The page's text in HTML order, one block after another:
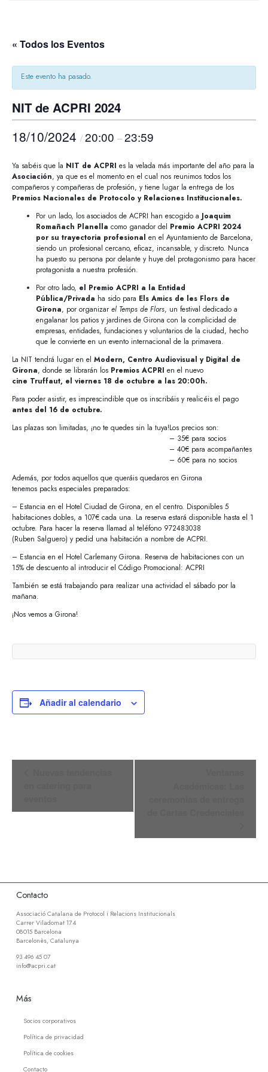
« Todos los Eventos
Este evento ha pasado.
NIT de ACPRI 2024
18/10/2024 /20:00 –23:59
Ya sabéis que la NIT de ACPRI es la velada más importante del año para la
Asociación, ya que es el momento en el cual nos reunimos todos los
compañeros y compañeras de profesión, y tiene lugar la entrega de los
Premios Nacionales de Protocolo y Relaciones Institucionales.
Por un lado, los asociados de ACPRI han escogido a Joaquim
Romañach Planella como ganador del Premio ACPRI 2024
por su trayectoria profesional en el Ayuntamiento de Barcelona,
siendo un profesional cercano, eficaz, incansable, y discreto. Nunca
ha puesto su persona por delante y huye del protagonismo para hacer
protagonista a nuestra profesión.
Por otro lado, el Premio ACPRI a la Entidad
Pública/Privada ha sido para Els Amics de les Flors de
Girona, por organizar el Temps de Flors, un festival dedicado a
engalanar los patios y jardines de Girona con la complicidad de
empresas, entidades, fundaciones y voluntarios de la ciudad, hecho
que le convierte en un evento internacional de la primavera.
La NIT tendrá lugar en el Modern, Centro Audiovisual y Digital de
Girona, donde se librarán los Premios ACPRI en el nuevo
cine Truffaut, el viernes 18 de octubre a las 20:00h.
Para poder asistir, es imprescindible que os inscribáis y realicéis el pago
antes del 16 de octubre.
Las plazas son limitadas, ¡no te quedes sin la tuya!Los precios son:
– 35€ para socios
– 40€ para acompañantes
– 60€ para no socios
Además, por todos aquellos que queráis quedaros en Girona
tenemos packs especiales preparados:
– Estancia en el Hotel Ciudad de Girona, en el centro. Disponibles 5
habitaciones dobles, a 107€ cada una. La reserva estará disponible hasta el 1
octubre. Para hacer la reserva llamad al teléfono 972483038
(Ruben Salguero) y pedid una habitación a nombre de ACPRI.
– Estancia en el Hotel Carlemany Girona. Reserva de habitaciones con un
15% de descuento al introducir el Código Promocional: ACPRI
También se está trabajando para realizar una actividad el sábado por la
mañana.
¡Nos vemos a Girona!
Añadir al calendario
Contacto
Associació Catalana de Protocol i Relacions Institucionals
Carrer Viladomat 174
08015 Barcelona
Barcelonès, Catalunya
93 496 45 07
info@acpri.cat
Más
Socios corporativos
Política de privacidad
Política de cookies
Contacto